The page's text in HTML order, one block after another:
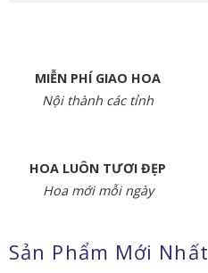
MIỄN PHÍ GIAO HOA
Nội thành các tỉnh
HOA LUÔN TƯƠI ĐẸP
Hoa mới mỗi ngày
Sản Phẩm Mới Nhất